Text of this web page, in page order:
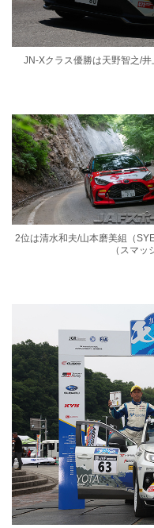
JN-Xクラス優勝は天野智之/井
2位は清⽔和夫/⼭本磨美組（
（スマッ